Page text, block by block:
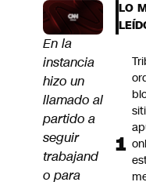
En la
instancia
hizo un
llamado al
partido a
seguir
trabajand
o para
LO